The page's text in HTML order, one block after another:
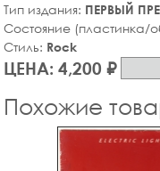
Тип издания: ПЕРВЫЙ
Состояние (пластинка/
Стиль: Rock
ЦЕНА: 4,200 ₽
Похожие